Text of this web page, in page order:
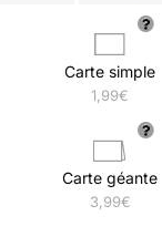
Carte simple
1,99€
Carte géante
3,99€